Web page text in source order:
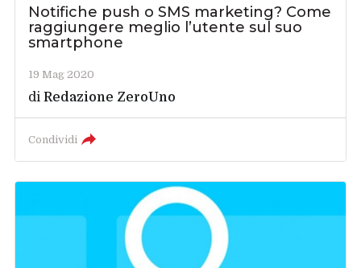
Notifiche push o SMS marketing? Come
raggiungere meglio l’utente sul suo
smartphone
19 Mag 2020
diRedazione ZeroUno
Condividi